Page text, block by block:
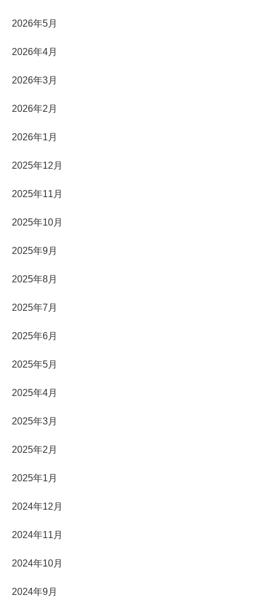
2026年5月
2026年4月
2026年3月
2026年2月
2026年1月
2025年12月
2025年11月
2025年10月
2025年9月
2025年8月
2025年7月
2025年6月
2025年5月
2025年4月
2025年3月
2025年2月
2025年1月
2024年12月
2024年11月
2024年10月
2024年9月